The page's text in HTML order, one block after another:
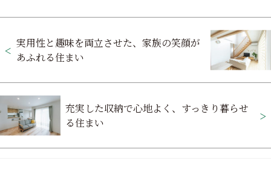
稿
ビ
ゲ
ー
実用性と趣味を両立させた、家族の笑顔が
あふれる住まい
充実した収納で心地よく、すっきり暮らせ
る住まい